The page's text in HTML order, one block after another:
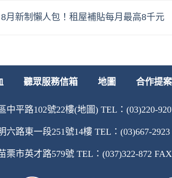
8月新制懶人包！租屋補貼每月最高8千元
聽眾服務信箱 地圖 合作提案
平路102號22樓(地圖) TEL：(03)220-
路東一段251號14樓 TEL：(03)667-2923
栗市英才路579號 TEL：(037)322-872